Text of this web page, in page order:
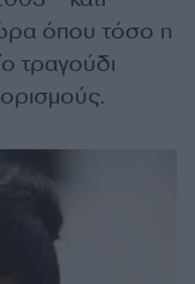
όπου τόσο η
τραγούδι